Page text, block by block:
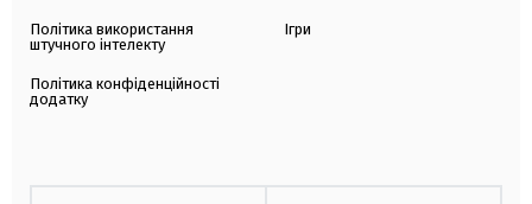
Політика використання
штучного інтелекту
Політика конфіденційності
додатку
Ігри